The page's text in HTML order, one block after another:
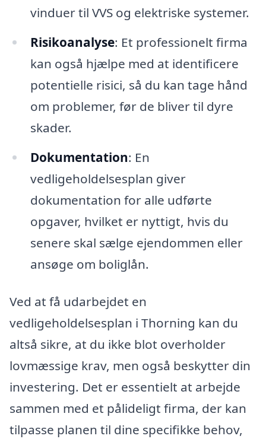
vinduer til VVS og elektriske systemer.
Risikoanalyse: Et professionelt firma
kan også hjælpe med at identificere
potentielle risici, så du kan tage hånd
om problemer, før de bliver til dyre
skader.
Dokumentation: En
vedligeholdelsesplan giver
dokumentation for alle udførte
opgaver, hvilket er nyttigt, hvis du
senere skal sælge ejendommen eller
ansøge om boliglån.
Ved at få udarbejdet en
vedligeholdelsesplan i Thorning kan du
altså sikre, at du ikke blot overholder
lovmæssige krav, men også beskytter din
investering. Det er essentielt at arbejde
sammen med et pålideligt firma, der kan
tilpasse planen til dine specifikke behov,